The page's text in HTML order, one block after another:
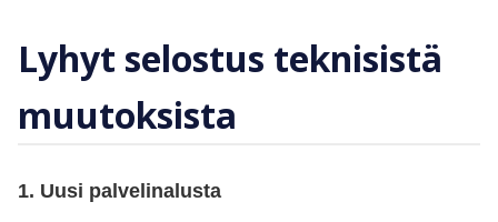
Lyhyt selostus teknisistä
muutoksista
1. Uusi palvelinalusta